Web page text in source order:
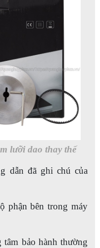
lưỡi dao thay thế
dẫn đã ghi chú của
phận bên trong máy
bảo hành thường